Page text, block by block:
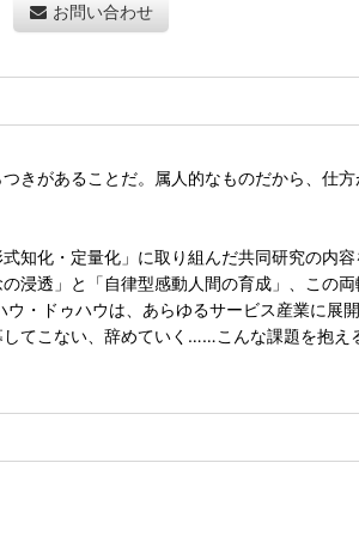
お問い合わせ
があることだ。属人的なものだから、仕
知化・定量化」に取り組んだ共同研究の内容
浸透」と「自律型感動人間の育成」、この両
・ドゥハウは、あらゆるサービス産業に展開
てこない、辞めていく……こんな課題を抱